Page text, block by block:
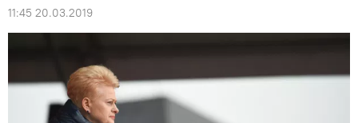
11:45 20.03.2019